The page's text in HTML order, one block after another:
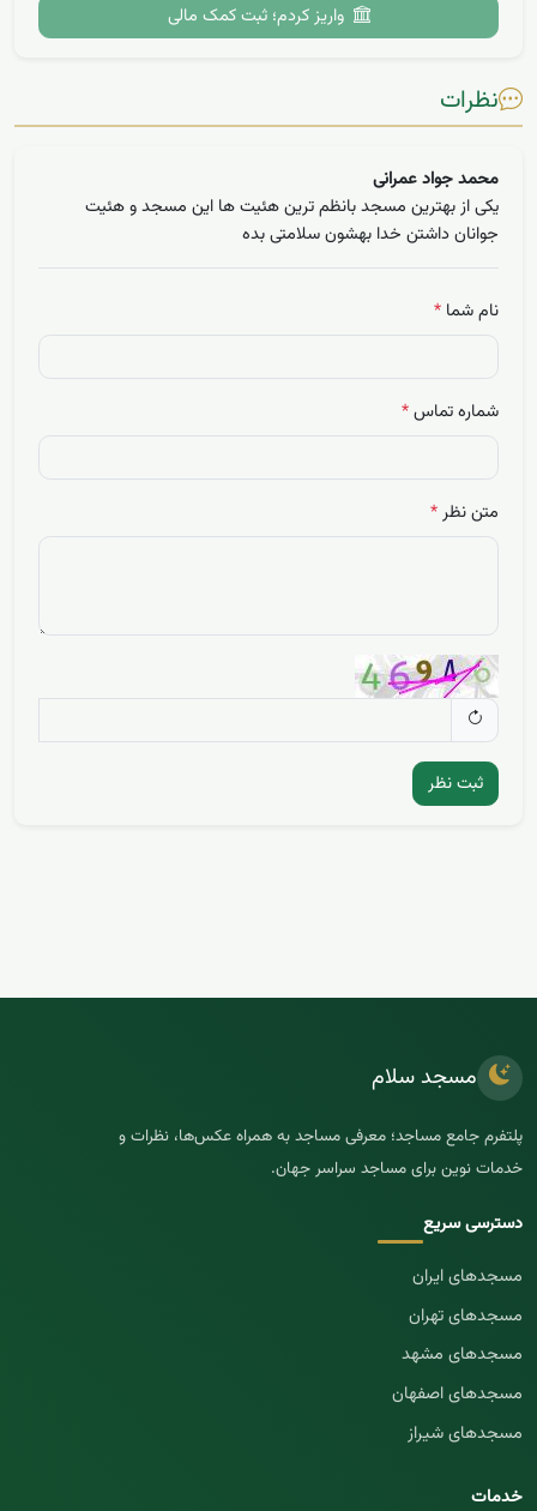
واریز کردم؛ ثبت کمک مالی
نظرات
محمد جواد عمرانی
یکی از بهترین مسجد بانظم ترین هئیت ها این مسجد و هئیت
جوانان داشتن خدا بهشون سلامتی بده
نام شما *
شماره تماس*
متن نظر*
ثبت نظر
مسجد سلام
پلتفرم جامع مساجد؛ معرفی مساجد به همراه عکس‌ها، نظرات و
خدمات نوین برای مساجد سراسر جهان.
دسترسی سریع
مسجد‌های ایران
مسجد‌های تهران
مسجد‌های مشهد
مسجد‌های اصفهان
مسجد‌های شیراز
خدمات